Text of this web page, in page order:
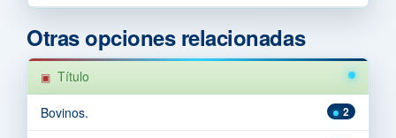
Otras opciones relacionadas
Título
2
Bovinos.